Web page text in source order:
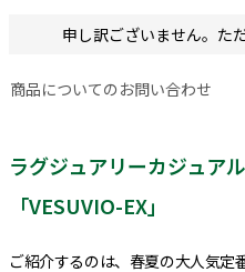
申し訳ございません。た
商品についてのお問い合わせ
ラグジュアリーカジュア
「VESUVIO-EX」
ご紹介するのは、春夏の大人気定